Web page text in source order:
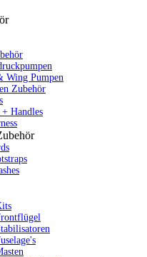
Wing Pumpen
Zubehör
Handles